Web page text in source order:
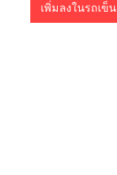
เพิ่มลงในรถเข็น